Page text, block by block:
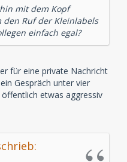
mit dem Kopf
Ruf der Kleinlabels
einfach egal?
für eine private Nachricht
Gespräch unter vier
etwas aggressiv